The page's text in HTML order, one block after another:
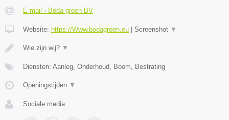
E-mail › Boda groen BV
Website: https://Www.bodagroen.eu Screenshot ▼
Wie zijn wij? ▼
Diensten: Aanleg, Onderhoud, Boom, Bestrating
Openingstijden ▼
Sociale media: